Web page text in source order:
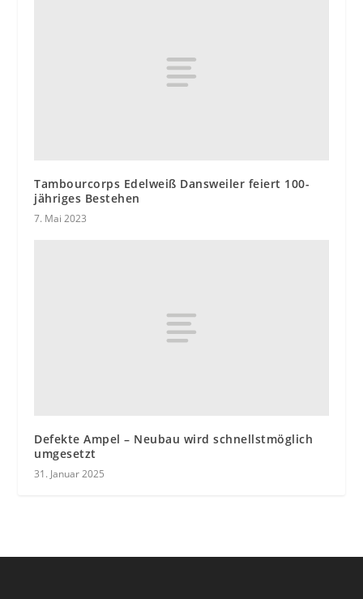
Tambourcorps Edelweiß Dansweiler feiert 100-
jähriges Bestehen
7. Mai 2023
Defekte Ampel – Neubau wird schnellstmöglich
umgesetzt
31. Januar 2025